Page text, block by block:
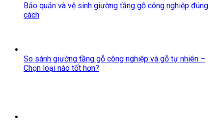
Bảo quản và vệ sinh giường tầng gỗ công nghiệp đúng
cách
So sánh giường tầng gỗ công nghiệp và gỗ tự nhiên –
Chọn loại nào tốt hơn?